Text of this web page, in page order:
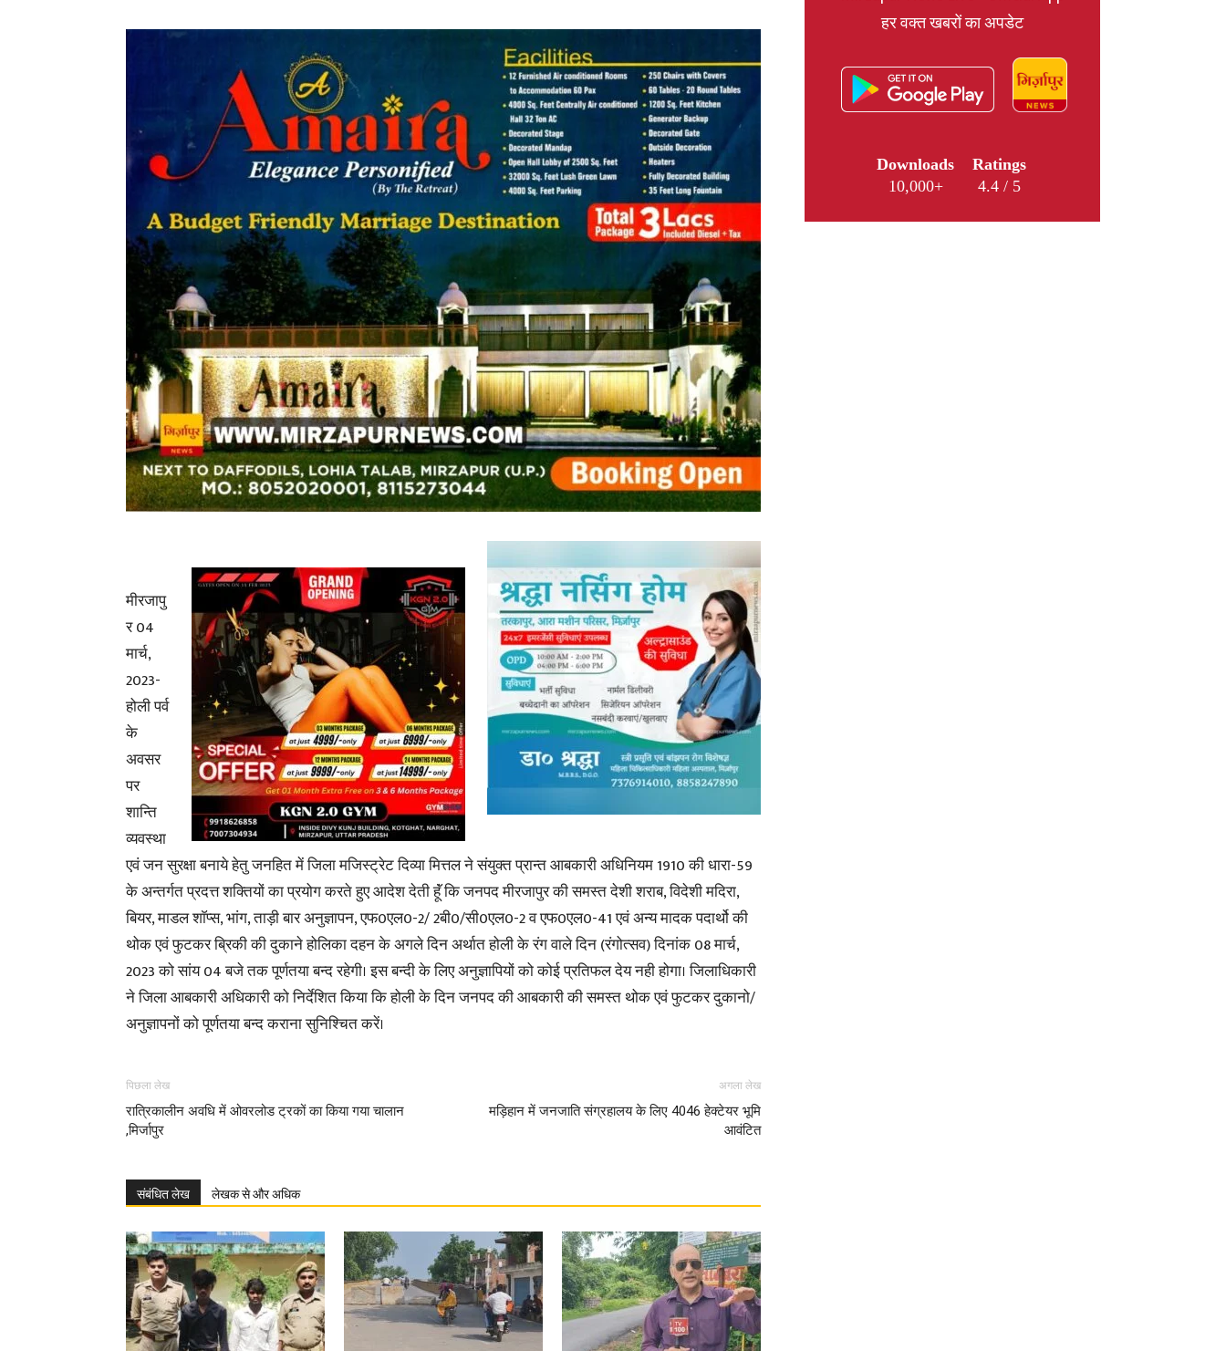
News,
Latest
News
in
Hindi,
Today
Hindi
News
मीरजापु
र 04
मार्च,
2023-
होली पर्व
के
अवसर
पर
शान्ति
व्यवस्था
एवं जन सुरक्षा बनाये हेतु जनहित में जिला मजिस्ट्रेट दिव्या मित्तल ने संयुक्त प्रान्त आबकारी अधिनियम 1910 की धारा-59
के अन्तर्गत प्रदत्त शक्तियों का प्रयोग करते हुए आदेश देती हूॅं कि जनपद मीरजापुर की समस्त देशी शराब, विदेशी मदिरा,
बियर, माडल शाॅप्स, भांग, ताड़ी बार अनुज्ञापन, एफ0एल0-2/ 2बी0/सी0एल0-2 व एफ0एल0-41 एवं अन्य मादक पदार्थो की
थोक एवं फुटकर ब्रिकी की दुकाने होलिका दहन के अगले दिन अर्थात होली के रंग वाले दिन (रंगोत्सव) दिनांक 08 मार्च,
2023 को सांय 04 बजे तक पूर्णतया बन्द रहेगी। इस बन्दी के लिए अनुज्ञापियों को कोई प्रतिफल देय नही होगा। जिलाधिकारी
ने जिला आबकारी अधिकारी को निर्देशित किया कि होली के दिन जनपद की आबकारी की समस्त थोक एवं फुटकर दुकानो/
अनुज्ञापनों को पूर्णतया बन्द कराना सुनिश्चित करें।
पिछला लेख
रात्रिकालीन अवधि में ओवरलोड ट्रकों का किया गया चालान
,मिर्जापुर
अगला लेख
मड़िहान में जनजाति संग्रहालय के लिए 4046 हेक्टेयर भूमि
आवंटित
संबंधित लेख लेखक से और अधिक
हर वक्त खबरों का अपडेट
Downloads
10,000+
Ratings
4.4 / 5